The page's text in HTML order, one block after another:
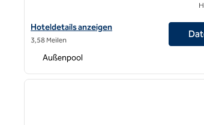
Hoteldetails für das Hilton Garden Inn Los
Hoteldetails anzeigen
3,58 Meilen
Außenpool
1 von 12